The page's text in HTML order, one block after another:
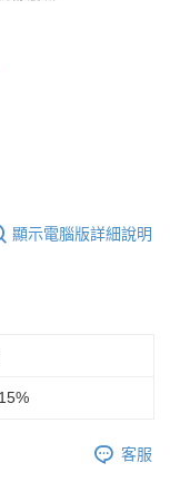
顯示電腦版詳細說明
客服